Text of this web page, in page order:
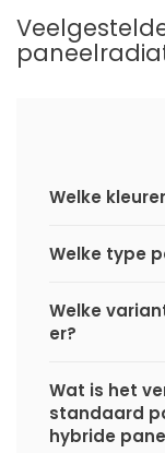
Welke
Welke type
Welke
er?
Wat is het
standaard
hybride